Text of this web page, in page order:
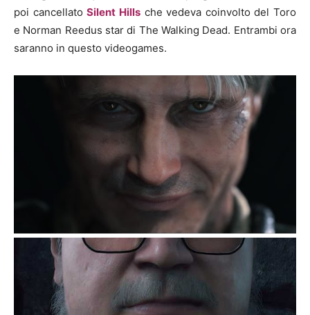
poi cancellatoSilent Hillsche vedeva coinvolto del Toro
e Norman Reedus star di The Walking Dead. Entrambi ora
saranno in questo videogames.